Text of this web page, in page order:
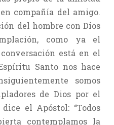
compañía del amigo.
del hombre con Dios
como ya el
está en el
Santo nos hace
somos
de Dios por el
el Apóstol: “Todos
contemplamos la